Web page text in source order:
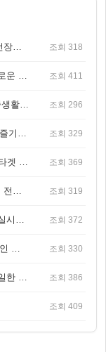
아머드 트레인 워페어 – 무장 열차를 지휘해 전장을 돌파하는 생존 전투 게임 조회 318
랑그릿사: 검의 바다 – 듀얼 영웅 편성과 자유로운 탐험을 결합한 판타지 전략 RPG 조회 411
블랙우드 – DVD 대여점 주인과 암살자의 이중생활을 그린 3인칭 액션 스릴러 게임 조회 296
렉크리에이션 2 – 차량 충돌과 지름길 경쟁을 즐기는 오픈월드 아케이드 레이싱 게임 조회 329
아키에이지 크로니클 – 원대륙을 개척하며 논타겟 전투를 즐기는 오픈월드 MMORPG 조회 369
다이노로드 – 인간과 공룡 군대를 이끄는 중세 전략 액션 RPG 조회 319
토탈워: 워해머 40,000 – 은하 정복과 대규모 실시간 전투가 결합된 전략 게임! 조회 372
셰이디 잡 – 살아 움직이는 가방을 운반하는 4인 협동 물리 어드벤처 게임 조회 330
루트 – 좀비 떼를 뚫고 달려라! 스쿨버스가 유일한 집이 되는 4인 협동 생존 게임 조회 386
조회 409